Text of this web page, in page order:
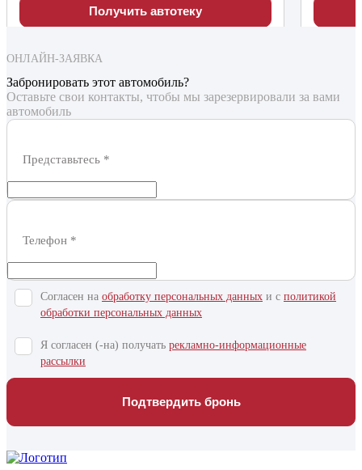
Получить автотеку
ОНЛАЙН-ЗАЯВКА
Забронировать этот автомобиль?
Оставьте свои контакты, чтобы мы зарезервировали за вами
автомобиль
Представьтесь *
Телефон *
Согласен на обработку персональных данных и c политикой
обработки персональных данных
Я согласен (-на) получать рекламно-информационные
рассылки
Подтвердить бронь